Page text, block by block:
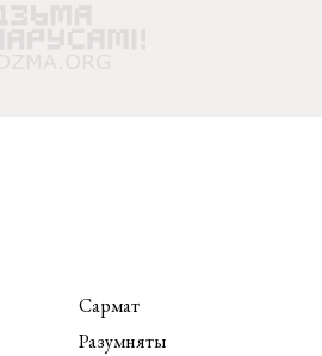
Сармат
Разумняты